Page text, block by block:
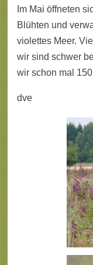
Im Mai öffneten
Blühten und
violettes Meer.
wir sind schwer
wir schon mal
dve